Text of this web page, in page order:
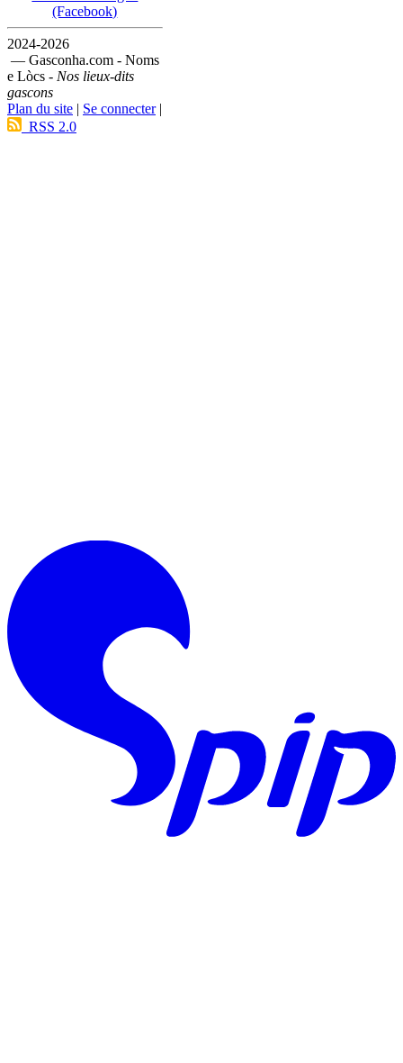
(Facebook)
2024-2026
— Gasconha.com - Noms
e Lòcs - Nos lieux-dits
gascons
Plan du site | Se connecter|
RSS 2.0